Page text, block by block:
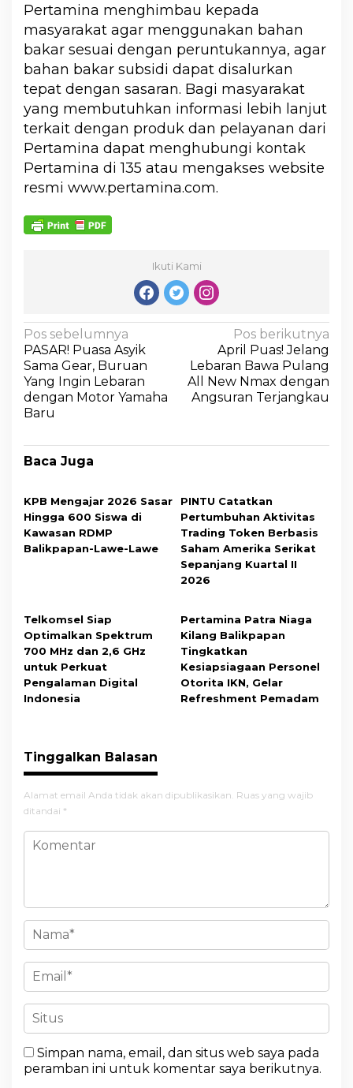
Pertamina menghimbau kepada
masyarakat agar menggunakan bahan
bakar sesuai dengan peruntukannya, agar
bahan bakar subsidi dapat disalurkan
tepat dengan sasaran. Bagi masyarakat
yang membutuhkan informasi lebih lanjut
terkait dengan produk dan pelayanan dari
Pertamina dapat menghubungi kontak
Pertamina di 135 atau mengakses website
resmi www.pertamina.com.
Ikuti Kami
Pos sebelumnya
PASAR! Puasa Asyik
Sama Gear, Buruan
Yang Ingin Lebaran
dengan Motor Yamaha
Baru
Pos berikutnya
April Puas! Jelang
Lebaran Bawa Pulang
All New Nmax dengan
Angsuran Terjangkau
Baca Juga
KPB Mengajar 2026 Sasar
Hingga 600 Siswa di
Kawasan RDMP
Balikpapan-Lawe-Lawe
PINTU Catatkan
Pertumbuhan Aktivitas
Trading Token Berbasis
Saham Amerika Serikat
Sepanjang Kuartal II
2026
Telkomsel Siap
Optimalkan Spektrum
700 MHz dan 2,6 GHz
untuk Perkuat
Pengalaman Digital
Indonesia
Pertamina Patra Niaga
Kilang Balikpapan
Tingkatkan
Kesiapsiagaan Personel
Otorita IKN, Gelar
Refreshment Pemadam
Tinggalkan Balasan
Alamat email Anda tidak akan dipublikasikan. Ruas yang wajib
ditandai *
Simpan nama, email, dan situs web saya pada
peramban ini untuk komentar saya berikutnya.